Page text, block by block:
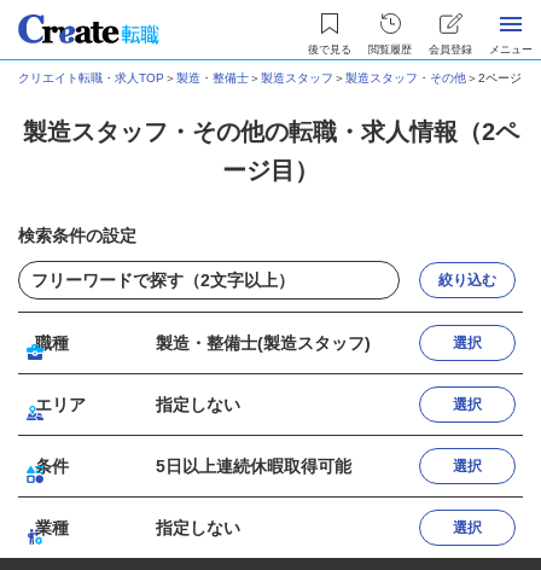
後で見る 閲覧履歴 会員登録 メニュー
クリエイト転職・求人TOP ＞製造・整備士＞製造スタッフ ＞製造スタッフ・その他＞2ページ目
製造スタッフ・その他の転職・求人情報（2ペ
ージ目）
検索条件の設定
絞り込む
職種 製造・整備士(製造スタッフ) 選択
エリア 指定しない 選択
条件 5日以上連続休暇取得可能 選択
業種 指定しない 選択